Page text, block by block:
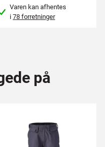
Varen kan afhentes
i78 forretninger
på